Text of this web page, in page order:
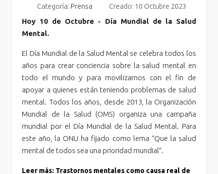
Categoría: Prensa Creado: 10 Octubre 2023
Hoy 10 de Octubre - Día Mundial de la Salud
Mental.
El Día Mundial de la Salud Mental se celebra todos los
años para crear conciencia sobre la salud mental en
todo el mundo y para movilizarnos con el fin de
apoyar a quienes están teniendo problemas de salud
mental. Todos los años, desde 2013, la Organización
Mundial de la Salud (OMS) organiza una campaña
mundial por el Día Mundial de la Salud Mental. Para
este año, la ONU ha fijado como lema “Que la salud
mental de todos sea una prioridad mundial”.
Leer más: Trastornos mentales como causa real de